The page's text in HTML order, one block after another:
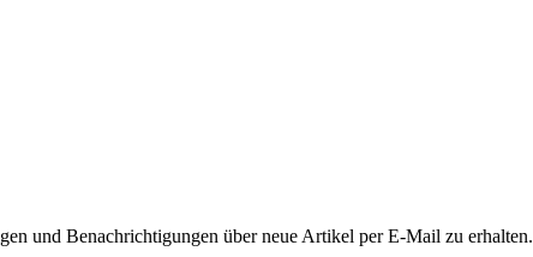
und Benachrichtigungen über neue Artikel per E-Mail zu erhalten.